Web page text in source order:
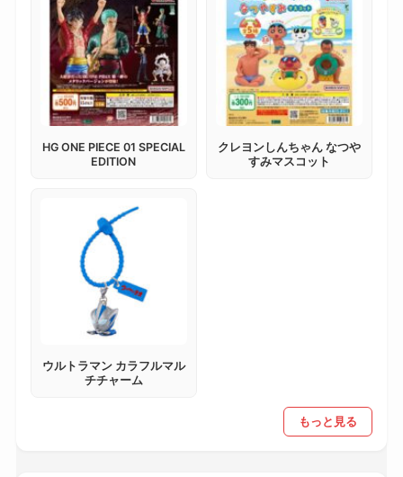
HG ONE PIECE 01 SPECIAL
EDITION
クレヨンしんちゃん なつや
すみマスコット
ウルトラマン カラフルマル
チチャーム
もっと見る